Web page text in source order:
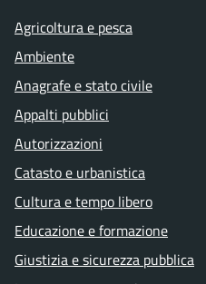
Agricoltura e pesca
Ambiente
Anagrafe e stato civile
Appalti pubblici
Autorizzazioni
Catasto e urbanistica
Cultura e tempo libero
Educazione e formazione
Giustizia e sicurezza pubblica